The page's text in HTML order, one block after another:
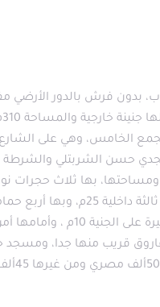
بدون فرش بالدور الأرضي
الخامس، وهي على
حسن الشربتلي
بها ثلاث حجرات نوم
صالة كبيرة رئيسة مساحتها 36 وأخرى حرف إل معها 20 م،
كبير به جاوزي وثلاثة بها شور، ولها مطبخ كبير 20م،
وبها غاز ومطبخ كبير 5×4، ومسجد الفاروق قريب
والشرطة، وهي